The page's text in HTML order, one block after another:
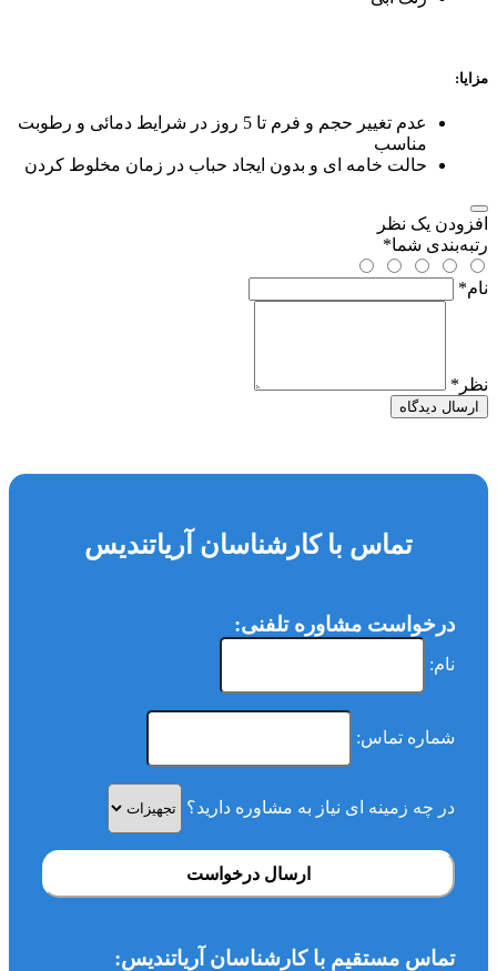
مزایا:
عدم تغییر حجم و فرم تا 5 روز در شرایط دمائی و رطوبت
مناسب
حالت خامه ای و بدون ایجاد حباب در زمان مخلوط کردن
افزودن یک نظر
رتبه‌بندی شما*
نام*
نظر *
ارسال دیدگاه
تماس با کارشناسان آریاتندیس
درخواست مشاوره تلفنی:
نام:
شماره تماس:
در چه زمینه ای نیاز به مشاوره دارید؟
ارسال درخواست
تماس مستقیم با کارشناسان آریاتندیس: